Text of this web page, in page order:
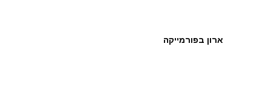
ארון בפורמייקה